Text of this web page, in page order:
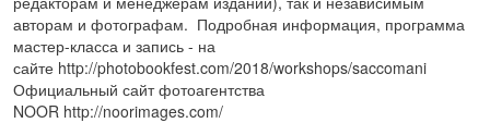
авторам и фотографам. Подробная информация, программа
мастер-класса и запись - на
сайте http://photobookfest.com/2018/workshops/saccomani
Официальный сайт фотоагентства
NOOR http://noorimages.com/